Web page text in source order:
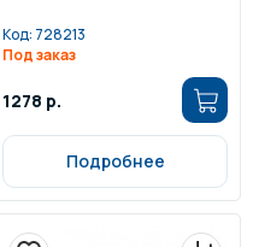
Код: 728213
Под заказ
1278 р.
Подробнее